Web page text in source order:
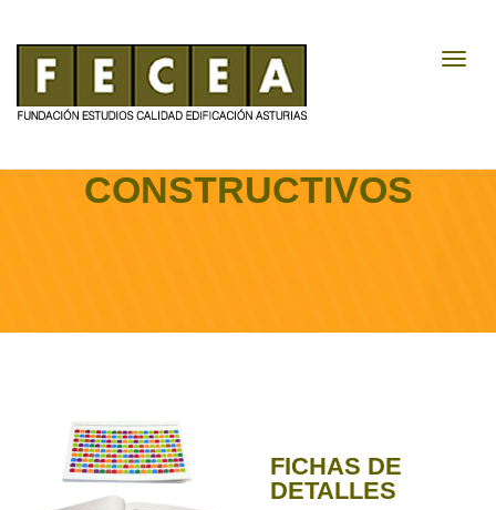
CONSTRUCTIVOS
FICHAS DE
DETALLES